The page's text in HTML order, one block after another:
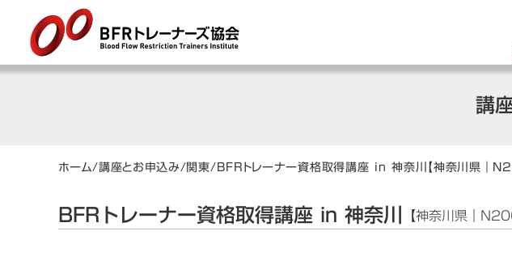
講
ホーム/講座とお申込み/関東/BFRトレーナー資格取得講座 in 神奈川【神奈川県
BFRトレーナー資格取得講座 in 神奈川 【神奈川県｜